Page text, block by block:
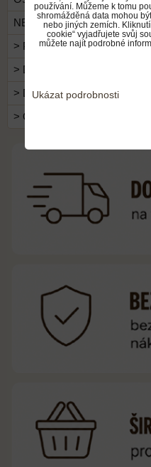
NEJOBLÍBENĚJŠÍ HRAČKY
> PLYŠOVÉ HRAČKY
> DO POKOJÍČKU...
> DO ŠKOLY...
> OBLEČENÍ
používání. Můžeme k tomu
shromážděná data mohou
nebo jiných zemích.
cookie“ vyjadřujete svůj
můžete najít podrobné
Ukázat podrobnosti